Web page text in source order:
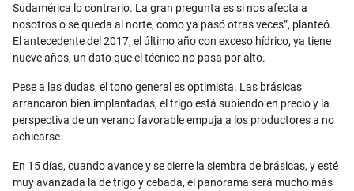
Sudamérica lo contrario. La gran pregunta es si nos afecta a
nosotros o se queda al norte, como ya pasó otras veces”, planteó.
El antecedente del 2017, el último año con exceso hídrico, ya tiene
nueve años, un dato que el técnico no pasa por alto.
Pese a las dudas, el tono general es optimista. Las brásicas
arrancaron bien implantadas, el trigo está subiendo en precio y la
perspectiva de un verano favorable empuja a los productores a no
achicarse.
En 15 días, cuando avance y se cierre la siembra de brásicas, y esté
muy avanzada la de trigo y cebada, el panorama será mucho más